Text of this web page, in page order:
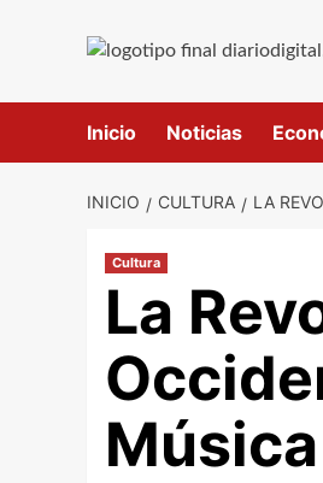
Inicio Noticias
INICIO CULTURA LA
Cultura
La